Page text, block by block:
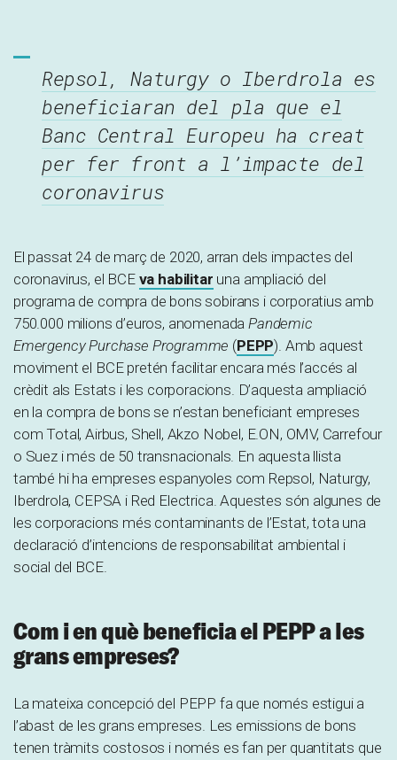
Repsol, Naturgy o Iberdrola es
beneficiaran del pla que el
Banc Central Europeu ha creat
per fer front a l’impacte del
coronavirus
El passat 24 de març de 2020, arran dels impactes del
coronavirus, el BCE va habilitar una ampliació del
programa de compra de bons sobirans i corporatius amb
750.000 milions d’euros, anomenadaPandemic
Emergency Purchase Programme (PEPP). Amb aquest
moviment el BCE pretén facilitar encara més l’accés al
crèdit als Estats i les corporacions. D’aquesta ampliació
en la compra de bons se n’estan beneficiant empreses
com Total, Airbus, Shell, Akzo Nobel, E.ON, OMV, Carrefour
o Suez i més de 50 transnacionals. En aquesta llista
també hi ha empreses espanyoles com Repsol, Naturgy,
Iberdrola, CEPSA i Red Electrica. Aquestes són algunes de
les corporacions més contaminants de l’Estat, tota una
declaració d’intencions de responsabilitat ambiental i
social del BCE.
Com i en què beneficia el PEPP a les
grans empreses?
La mateixa concepció del PEPP fa que només estigui a
l’abast de les grans empreses. Les emissions de bons
tenen tràmits costosos i només es fan per quantitats que